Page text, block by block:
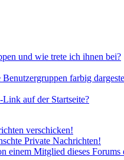
und wie trete ich ihnen bei?
farbig
Link auf der Startseite?
verschicken!
Private Nachrichten!
einem Mitglied dieses Forums